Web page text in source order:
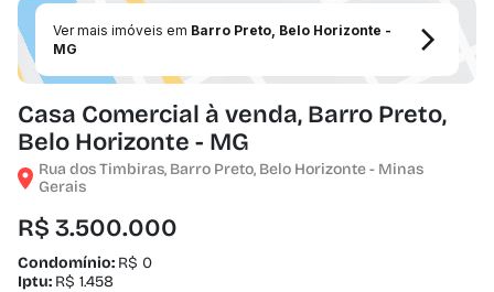
Ver mais imóveis em Barro Preto, Belo Horizonte -
MG
Casa Comercial à venda, Barro Preto,
Belo Horizonte - MG
Rua dos Timbiras, Barro Preto, Belo Horizonte - Minas
Gerais
R$ 3.500.000
Condomínio: R$ 0
Iptu: R$ 1.458